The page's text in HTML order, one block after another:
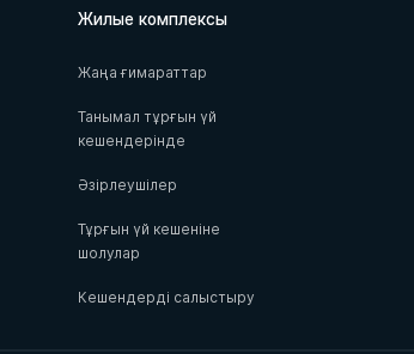
Жилые комплексы
Жаңа ғимараттар
Танымал тұрғын үй
кешендерінде
Әзірлеушілер
Тұрғын үй кешеніне
шолулар
Кешендерді салыстыру